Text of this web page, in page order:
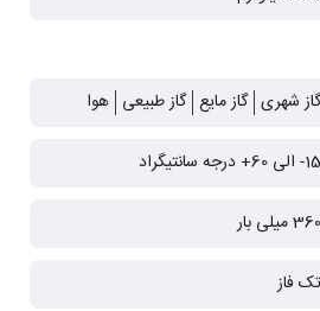
گاز شهری گاز مایع گاز طبیعی هوا
15- الی 60+ درجه سانتیگراد
360 میلی بار
تک فاز